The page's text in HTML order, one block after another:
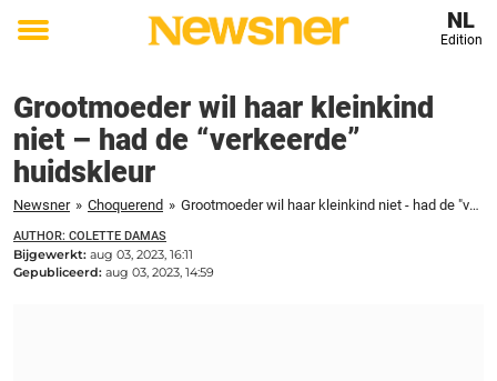
Toggle
NL
Edition
Grootmoeder wil haar kleinkind
niet – had de “verkeerde”
huidskleur
Newsner » Choquerend » Grootmoeder wil haar kleinkind niet - had de "verkeerde" huidskleur
AUTHOR: COLETTE DAMAS
Bijgewerkt: aug 03, 2023, 16:11
Gepubliceerd: aug 03, 2023, 14:59